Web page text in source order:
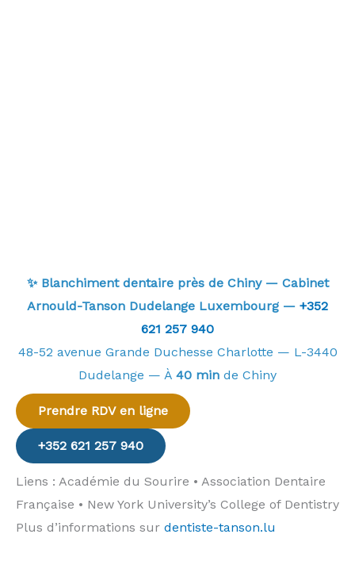
✨ Blanchiment dentaire près de Chiny — Cabinet
Arnould-Tanson Dudelange Luxembourg — +352
621 257 940
48-52 avenue Grande Duchesse Charlotte — L-3440
Dudelange — À 40 min de Chiny
Prendre RDV en ligne
+352 621 257 940
Liens : Académie du Sourire • Association Dentaire
Française • New York University’s College of Dentistry
Plus d’informations sur dentiste-tanson.lu